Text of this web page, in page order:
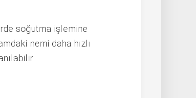
soğutma işlemine
nemi daha hızlı